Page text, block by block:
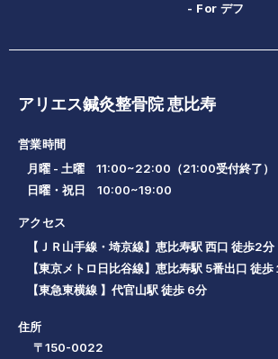
- For デフ
アリエス鍼灸整骨院 恵比寿
営業時間
月曜 - 土曜 11:00~22:00（21:00受付終了）
日曜・祝日 10:00~19:00
アクセス
【ＪＲ山手線・埼京線】恵比寿駅 西口 徒歩2分
【東京メトロ日比谷線】恵比寿駅 5番出口 徒歩
【東急東横線 】代官山駅 徒歩 6分
住所
〒150-0022